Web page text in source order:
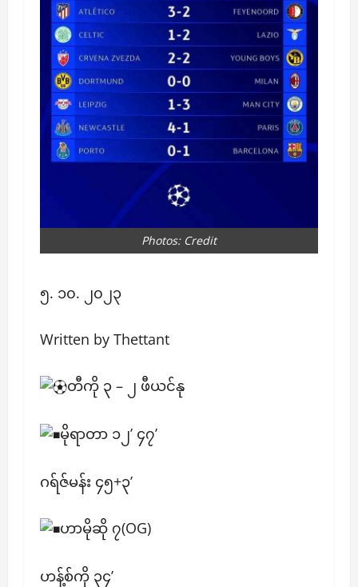
Photos: Credit
၅. ၁၀. ၂၀၂၃
Written by Thettant
တီကို ၃ – ၂ ဖီယင်နု
မိုရာတာ ၁၂’ ၄၇’
ဂရ်ဇ်မန်း ၄၅+၃’
ဟာမိုဆို ၇(OG)
ဟန့်စ်ကို ၃၄’